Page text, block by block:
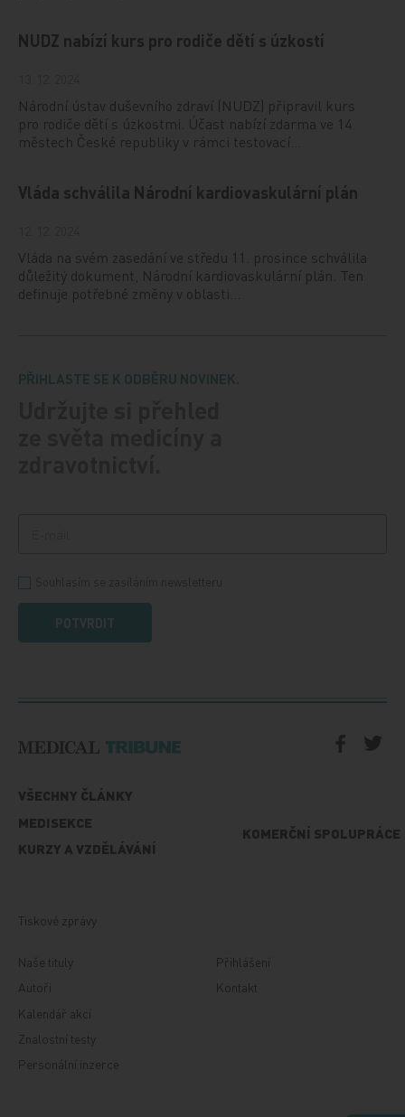
NUDZ nabízí kurs pro rodiče dětí s úzkostí
Národní ústav duševního zdraví (NUDZ) připravil kurs
pro rodiče dětí s úzkostmi. Účast nabízí zdarma ve 14
městech České republiky v rámci testovací…
Vláda schválila Národní kardiovaskulární plán
Vláda na svém zasedání ve středu 11. prosince schválila
důležitý dokument, Národní kardiovaskulární plán. Ten
definuje potřebné změny v oblasti…
PŘIHLASTE SE K ODBĚRU NOVINEK.
POTVRDIT
VŠECHNY ČLÁNKY
MEDISEKCE
KURZY A VZDĚLÁVÁNÍ
KOMERČNÍ SPOLUPRÁCE
Tiskové zprávy
Naše tituly
Autoři
Kalendář akcí
Znalostní testy
Personální inzerce
Přihlášení
Kontakt